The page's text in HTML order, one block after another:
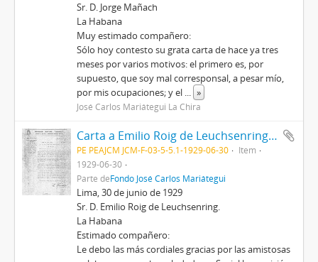
Sr. D. Jorge Mañach
La Habana
Muy estimado compañero:
Sólo hoy contesto su grata carta de hace ya tres
meses por varios motivos: el primero es, por
supuesto, que soy mal corresponsal, a pesar mío,
por mis ocupaciones; y el ... »
José Carlos Mariátegui La Chira
Carta a Emilio Roig de Leuchsenring, 30/6/1929
PE PEAJCM JCM-F-03-5-5.1-1929-06-30
Item
1929-06-30
Parte deFondo José Carlos Mariátegui
Lima, 30 de junio de 1929
Sr. D. Emilio Roig de Leuchsenring.
La Habana
Estimado compañero:
Le debo las más cordiales gracias por las amistosas